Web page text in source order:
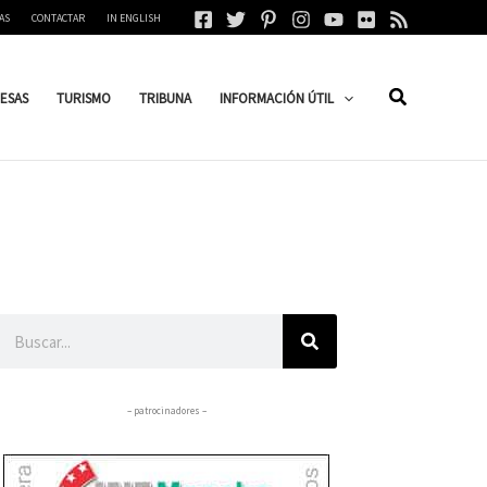
CONTACTAR IN ENGLISH
TURISMO TRIBUNA INFORMACIÓN ÚTIL
– patrocinadores –